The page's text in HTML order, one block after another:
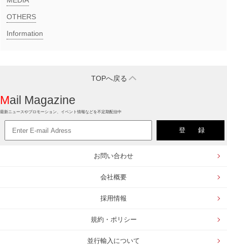
OTHERS
Information
TOPへ戻る
Mail Magazine
最新ニュースやプロモーション、イベント情報などを不定期配信中
お問い合わせ
会社概要
採用情報
規約・ポリシー
並行輸入について